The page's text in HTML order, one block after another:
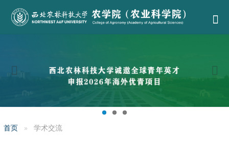
首页 学术交流